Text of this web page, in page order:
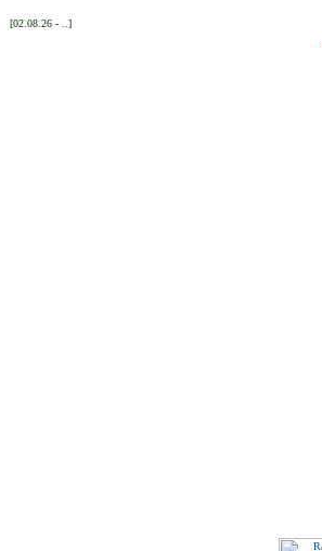
[02.08.26 - ..]